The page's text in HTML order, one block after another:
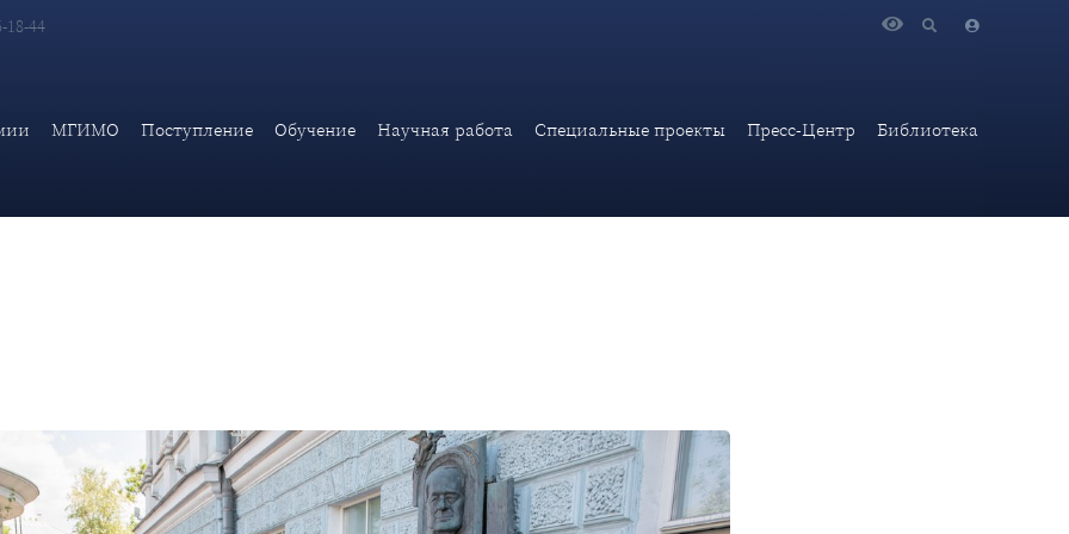
18-44
МГИМО Поступление Обучение Научная работа Специальные проекты Пресс-Центр Библиотека
открытия мемориальной доски выдающемуся историку Е.В.Тарле